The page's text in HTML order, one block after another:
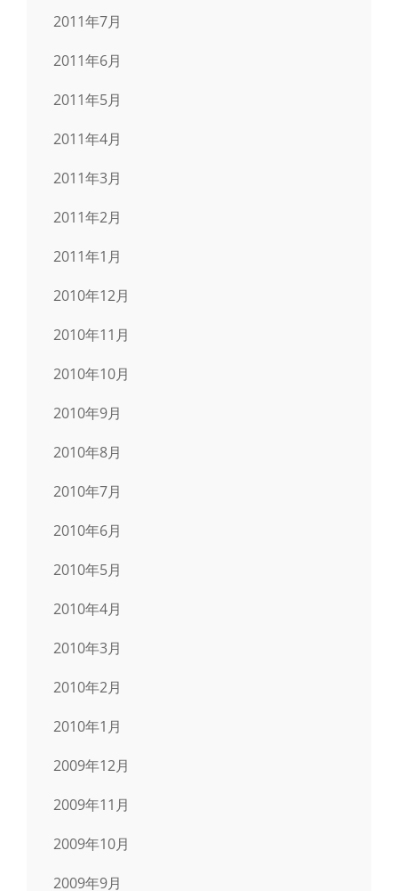
2011年7月
2011年6月
2011年5月
2011年4月
2011年3月
2011年2月
2011年1月
2010年12月
2010年11月
2010年10月
2010年9月
2010年8月
2010年7月
2010年6月
2010年5月
2010年4月
2010年3月
2010年2月
2010年1月
2009年12月
2009年11月
2009年10月
2009年9月